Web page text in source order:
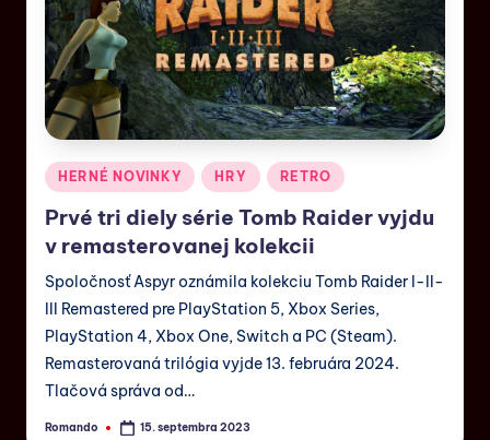
HERNÉ NOVINKY HRY RETRO
Prvé tri diely série Tomb Raider vyjdu
v remasterovanej kolekcii
Spoločnosť Aspyr oznámila kolekciu Tomb Raider I-II-
III Remastered pre PlayStation 5, Xbox Series,
PlayStation 4, Xbox One, Switch a PC (Steam).
Remasterovaná trilógia vyjde 13. februára 2024.
Tlačová správa od…
Romando 15. septembra 2023